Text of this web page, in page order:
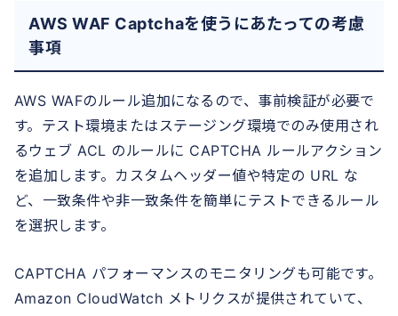
AWS WAF Captchaを使うにあたっての考慮
事項
AWS WAFのルール追加になるので、事前検証が必要で
す。テスト環境またはステージング環境でのみ使用され
るウェブ ACL のルールに CAPTCHA ルールアクション
を追加します。カスタムヘッダー値や特定の URL な
ど、一致条件や非一致条件を簡単にテストできるルール
を選択します。
CAPTCHA パフォーマンスのモニタリングも可能です。
Amazon CloudWatch メトリクスが提供されていて、